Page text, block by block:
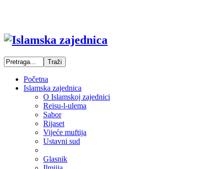
Početna
Islamska zajednica
O Islamskoj zajednici
Reisu-l-ulema
Sabor
Rijaset
Vijeće muftija
Ustavni sud
Glasnik